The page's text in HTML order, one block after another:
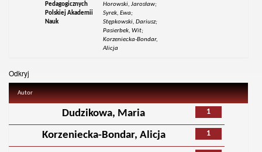
Pedagogicznych
Polskiej Akademii
Nauk
Horowski, Jarosław;
Syrek, Ewa;
Stępkowski, Dariusz;
Pasierbek, Wit;
Korzeniecka-Bondar,
Alicja
Odkryj
Autor
1
Dudzikowa, Maria
1
Korzeniecka-Bondar, Alicja